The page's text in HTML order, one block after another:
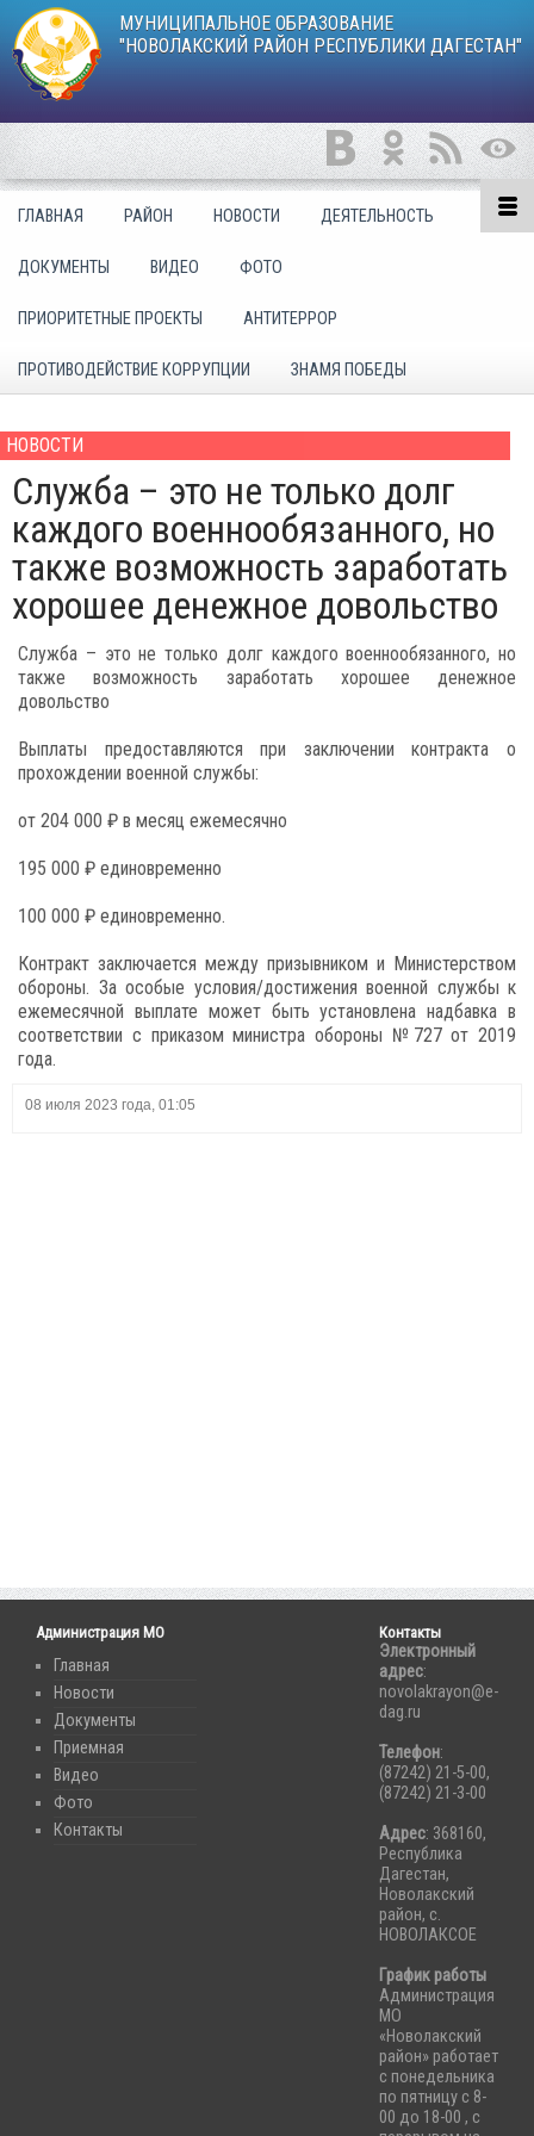
МУНИЦИПАЛЬНОЕ ОБРАЗОВАНИЕ
"НОВОЛАКСКИЙ РАЙОН РЕСПУБЛИКИ ДАГЕСТАН"
ГЛАВНАЯ РАЙОН НОВОСТИ ДЕЯТЕЛЬНОСТЬ
ДОКУМЕНТЫ ВИДЕО ФОТО
ПРИОРИТЕТНЫЕ ПРОЕКТЫ АНТИТЕРРОР
ПРОТИВОДЕЙСТВИЕ КОРРУПЦИИ ЗНАМЯ ПОБЕДЫ
НОВОСТИ
Служба – это не только долг
каждого военнообязанного, но
также возможность заработать
хорошее денежное довольство
Служба – это не только долг каждого военнообязанного, но
также возможность заработать хорошее денежное
довольство
Выплаты предоставляются при заключении контракта о
прохождении военной службы:
от 204 000 ₽ в месяц ежемесячно
195 000 ₽ единовременно
100 000 ₽ единовременно.
Контракт заключается между призывником и Министерством
обороны. За особые условия/достижения военной службы к
ежемесячной выплате может быть установлена надбавка в
соответствии с приказом министра обороны №727 от 2019
года.
08 июля 2023 года, 01:05
Администрация МО
Главная
Новости
Документы
Приемная
Видео
Фото
Контакты
Контакты
Электронный
адрес:
novolakrayon@e-
dag.ru
Телефон:
(87242) 21-5-00,
(87242) 21-3-00
Адрес: 368160,
Республика
Дагестан,
Новолакский
район, с.
НОВОЛАКСОЕ
График работы
Администрация
МО
«Новолакский
район» работает
с понедельника
по пятницу с 8-
00 до 18-00 , с